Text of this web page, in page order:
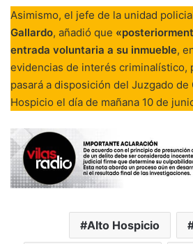
Asimismo, el jefe de la unidad
Gallardo, añadió que
entrada voluntaria a su inmueble,
evidencias de interés criminalístico,
pasará a disposición del Juzgado de
Hospicio el día de mañana 10 de
Alto Hospicio